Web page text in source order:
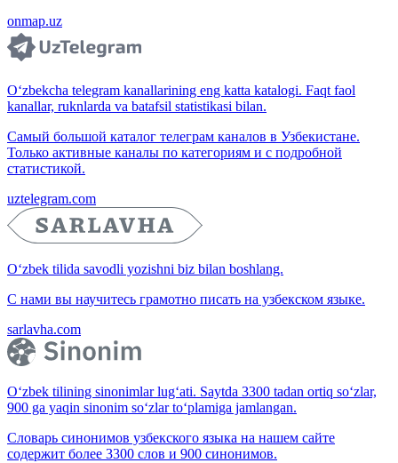
onmap.uz
O‘zbekcha telegram kanallarining eng katta katalogi. Faqt faol
kanallar, ruknlarda va batafsil statistikasi bilan.
Самый большой каталог телеграм каналов в Узбекистане.
Только активные каналы по категориям и с подробной
статистикой.
uztelegram.com
O‘zbek tilida savodli yozishni biz bilan boshlang.
С нами вы научитесь грамотно писать на узбекском языке.
sarlavha.com
O‘zbek tilining sinonimlar lug‘ati. Saytda 3300 tadan ortiq so‘zlar,
900 ga yaqin sinonim so‘zlar to‘plamiga jamlangan.
Словарь синонимов узбекского языка на нашем сайте
содержит более 3300 слов и 900 синонимов.